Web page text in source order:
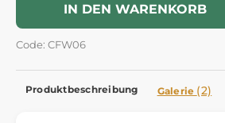
IN DEN WARENKORB
Code: CFW06
Produktbeschreibung Galerie (2)